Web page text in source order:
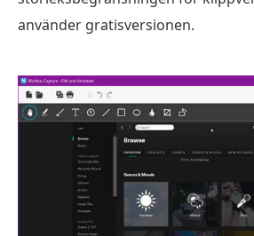
använder gratisversionen.